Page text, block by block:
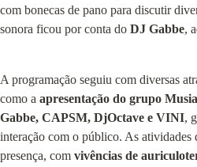
com bonecas de pano para discutir
sonora ficou por conta do DJ Gabbe,
A programação seguiu com diversas
como a apresentação do grupo
Gabbe, CAPSM, DjOctave e VINI,
interação com o público. As atividades
presença, com vivências de